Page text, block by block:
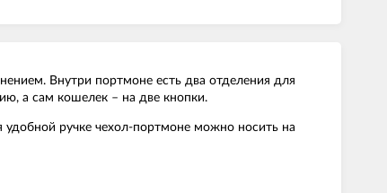
Внутри портмоне есть два отделения для
а сам кошелек – на две кнопки.
удобной ручке чехол-портмоне можно носить на